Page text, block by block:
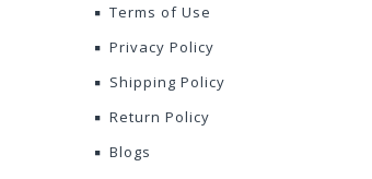
Terms of Use
Privacy Policy
Shipping Policy
Return Policy
Blogs